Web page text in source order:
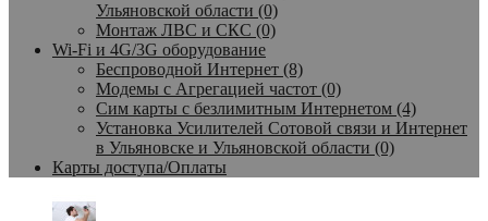
Ульяновской области (0)
Монтаж ЛВС и СКС (0)
Wi-Fi и 4G/3G оборудование
Беспроводной Интернет (8)
Модемы с Агрегацией частот (0)
Сим карты с безлимитным Интернетом (4)
Установка Усилителей Сотовой связи и Интернет
в Ульяновске и Ульяновской области (0)
Карты доступа/Оплаты